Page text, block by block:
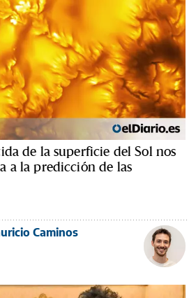
de la superficie del Sol nos
a la predicción de las
Caminos